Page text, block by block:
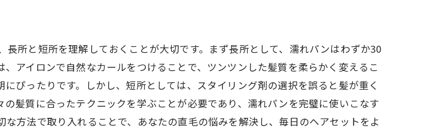
ンの選び方
ロンとスタイル
タイリングテク
ュラルヘア
所と短所を理解しておくことが大切です。まず長所として、濡れパンはわずか30
アイロンで自然なカールをつけることで、ツンツンした髪質を柔らかく変えるこ
ぴったりです。しかし、短所としては、スタイリング剤の選択を誤ると髪が重く
髪質に合ったテクニックを学ぶことが必要であり、濡れパンを完璧に使いこなす
方法で取り入れることで、あなたの直毛の悩みを解決し、毎日のヘアセットをよ